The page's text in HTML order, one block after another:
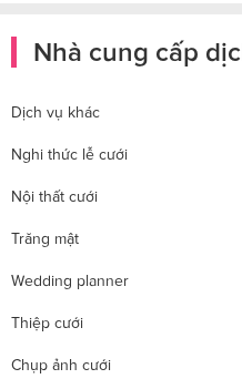
Nhà cung cấp
Dịch vụ khác
Nghi thức lễ cưới
Nội thất cưới
Trăng mật
Wedding planner
Thiệp cưới
Chụp ảnh cưới